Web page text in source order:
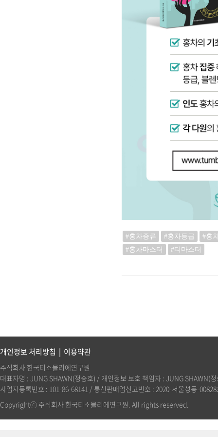
#홍차종류 #홍차등급
#홍
#홍차마스터
#티마스터
개인정보 처리방침 | 이용약관
주식회사 한국티소믈리에연구원
대표자명 : JUNG SHAWN(정승호) / 개인정보 보호 책임자 : JUNG
사업자등록번호 : 101-86-68141 / 통신판매업신고번호 : 2020-서울성동-
Copyrightⓒ 주식회사 한국티소믈리에연구원. All rights reserved.